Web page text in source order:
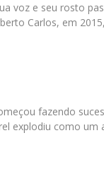
voz e seu rosto
Carlos, em
fazendo
explodiu como